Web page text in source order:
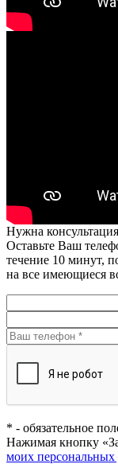
Нужна
Оставьте Ваш
течение 10 минут,
на все имеющиеся
* - обязательное
Нажимая кнопку
моих